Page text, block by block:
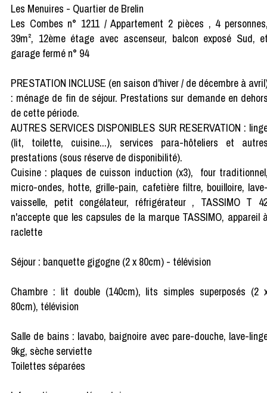
Les Menuires - Quartier de Brelin
Les Combes n° 1211 / Appartement 2 pièces , 4
39m², 12ème étage avec ascenseur, balcon exposé Sud,
garage fermé n° 94
PRESTATION INCLUSE (en saison d'hiver / de décembre à
: ménage de fin de séjour. Prestations sur demande en
de cette période.
AUTRES SERVICES DISPONIBLES SUR RESERVATION :
(lit, toilette, cuisine...), services para-hôteliers et
prestations (sous réserve de disponibilité).
Cuisine : plaques de cuisson induction (x3), four
micro-ondes, hotte, grille-pain, cafetière filtre, bouilloire,
vaisselle, petit congélateur, réfrigérateur , TASSIMO T
n'accepte que les capsules de la marque TASSIMO, appareil
raclette
Séjour : banquette gigogne (2 x 80cm) - télévision
Chambre : lit double (140cm), lits simples superposés (2
80cm), télévision
Salle de bains : lavabo, baignoire avec pare-douche, lave-
9kg, sèche serviette
Toilettes séparées